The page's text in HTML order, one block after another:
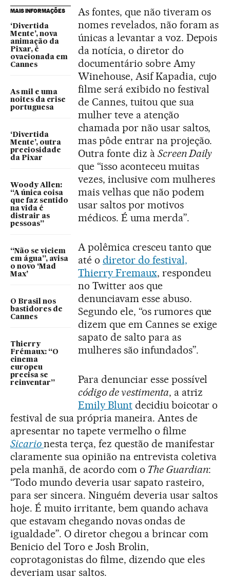
MAIS INFORMAÇÕES
‘Divertida
Mente’, nova
animação da
Pixar, é
ovacionada em
Cannes
As mil e uma
noites da crise
portuguesa
‘Divertida
Mente’, outra
preciosidade
da Pixar
Woody Allen:
“A única coisa
que faz sentido
na vida é
distrair as
pessoas”
“Não se viciem
em água”, avisa
o novo ‘Mad
Max’
O Brasil nos
bastidores de
Cannes
Thierry
Frémaux: “O
cinema
europeu
precisa se
reinventar”
As fontes, que não tiveram os
nomes revelados, não foram as
únicas a levantar a voz. Depois
da notícia, o diretor do
documentário sobre Amy
Winehouse, Asif Kapadia, cujo
filme será exibido no festival
de Cannes, tuitou que sua
mulher teve a atenção
chamada por não usar saltos,
mas pôde entrar na projeção.
Outra fonte diz à Screen Daily
que “isso aconteceu muitas
vezes, inclusive com mulheres
mais velhas que não podem
usar saltos por motivos
médicos. É uma merda”.
A polêmica cresceu tanto que
até o diretor do festival,
Thierry Fremaux, respondeu
no Twitter aos que
denunciavam esse abuso.
Segundo ele, “os rumores que
dizem que em Cannes se exige
sapato de salto para as
mulheres são infundados”.
Para denunciar esse possível
código de vestimenta, a atriz
Emily Bluntdecidiu boicotar o
festival de sua própria maneira. Antes de
apresentar no tapete vermelho o filme
Sicarionesta terça, fez questão de manifestar
claramente sua opinião na entrevista coletiva
pela manhã, de acordo com o The Guardian:
“Todo mundo deveria usar sapato rasteiro,
para ser sincera. Ninguém deveria usar saltos
hoje. É muito irritante, bem quando achava
que estavam chegando novas ondas de
igualdade”. O diretor chegou a brincar com
Benicio del Toro e Josh Brolin,
coprotagonistas do filme, dizendo que eles
deveriam usar saltos.